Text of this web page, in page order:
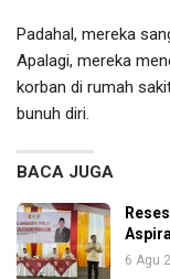
Padahal, mereka
Apalagi, mereka
korban di rumah
bunuh diri.
BACA JUGA
6 Agu